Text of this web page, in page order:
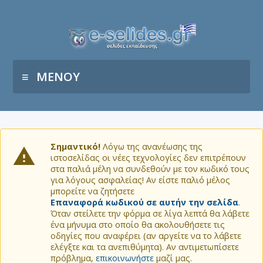
ΜΕΝΟΥ
Σημαντικό! Λόγω της ανανέωσης της
ιστοσελίδας οι νέες τεχνολογίες δεν επιτρέπουν
στα παλιά μέλη να συνδεθούν με τον κωδικό τους
για λόγους ασφαλείας! Αν είστε παλιό μέλος
μπορείτε να ζητήσετε
Επαναφορά κωδικού σε αυτήν την σελίδα.
Όταν στείλετε την φόρμα σε λίγα λεπτά θα λάβετε
ένα μήνυμα στο οποίο θα ακολουθήσετε τις
οδηγίες που αναφέρει (αν αργείτε να το λάβετε
ελέγξτε και τα ανεπιθύμητα). Αν αντιμετωπίσετε
πρόβλημα, επικοινωνήστε μαζί μας.